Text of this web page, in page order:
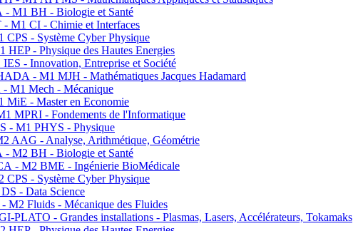
M1 BH - Biologie et Santé
M1 CI - Chimie et Interfaces
CPS - Système Cyber Physique
HEP - Physique des Hautes Energies
- Innovation, Entreprise et Société
- M1 MJH - Mathématiques Jacques Hadamard
M1 Mech - Mécanique
MiE - Master en Economie
MPRI - Fondements de l'Informatique
- M1 PHYS - Physique
AAG - Analyse, Arithmétique, Géométrie
M2 BH - Biologie et Santé
- M2 BME - Ingénierie BioMédicale
CPS - Système Cyber Physique
- Data Science
M2 Fluids - Mécanique des Fluides
PLATO - Grandes installations - Plasmas, Lasers, Accélérateurs, Tokamaks